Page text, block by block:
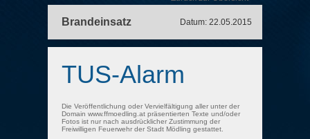
Brandeinsatz Datum: 22.05.2015
TUS-Alarm
Die Veröffentlichung oder Vervielfältigung aller unter der
Domain www.ffmoedling.at präsentierten Texte und/oder
Fotos ist nur nach ausdrücklicher Zustimmung der
Freiwilligen Feuerwehr der Stadt Mödling gestattet.